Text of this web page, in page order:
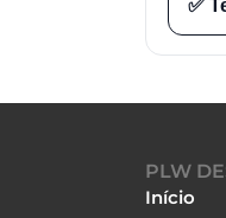
✅
PLW
Início